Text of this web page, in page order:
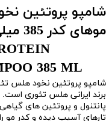
شامپو پروتئین
موهای کدر 385 میلی لیتر
385 ML
شامپو پروتئین نخود هلس
برند ایرانی هلس تئوری
پانتنول و پروتئین های
تارهای آسیب دیده و کدر مو